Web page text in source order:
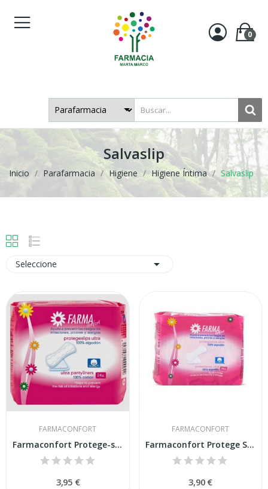
0
Salvaslip
Inicio Parafarmacia Higiene Higiene Íntima Salvaslip
Seleccione 
FARMACONFORT
Farmaconfort Protege-slip 100% Algodón...
3,95 €
FARMACONFORT
Farmaconfort Protege Slip Anatómico 30uds
3,90 €